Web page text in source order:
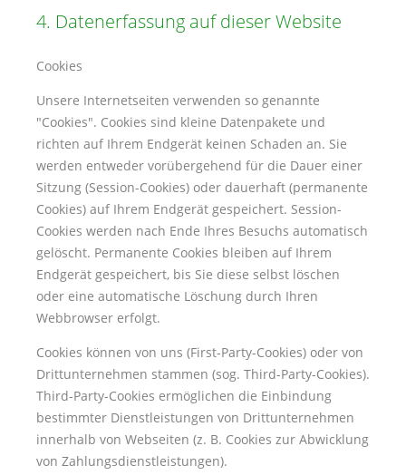
4. Datenerfassung auf dieser Website
Cookies
Unsere Internetseiten verwenden so genannte
Cookies . Cookies sind kleine Datenpakete und
richten auf Ihrem Endgerät keinen Schaden an. Sie
werden entweder vorübergehend für die Dauer einer
Sitzung (Session-Cookies) oder dauerhaft (permanente
Cookies) auf Ihrem Endgerät gespeichert. Session-
Cookies werden nach Ende Ihres Besuchs automatisch
gelöscht. Permanente Cookies bleiben auf Ihrem
Endgerät gespeichert, bis Sie diese selbst löschen
oder eine automatische Löschung durch Ihren
Webbrowser erfolgt.
Cookies können von uns (First-Party-Cookies) oder von
Drittunternehmen stammen (sog. Third-Party-Cookies).
Third-Party-Cookies ermöglichen die Einbindung
bestimmter Dienstleistungen von Drittunternehmen
innerhalb von Webseiten (z. B. Cookies zur Abwicklung
von Zahlungsdienstleistungen).